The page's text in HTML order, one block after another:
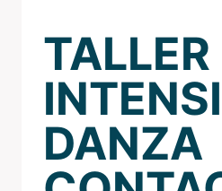
TALLER
DANZA